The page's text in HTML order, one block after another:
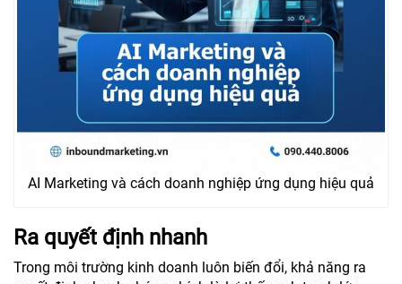
AI Marketing và cách doanh nghiệp ứng dụng hiệu quả
Ra quyết định nhanh
Trong môi trường kinh doanh luôn biến đổi, khả năng ra